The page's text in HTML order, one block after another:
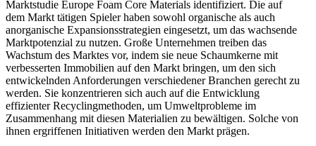
Marktstudie Europe Foam Core Materials identifiziert. Die auf
dem Markt tätigen Spieler haben sowohl organische als auch
anorganische Expansionsstrategien eingesetzt, um das wachsende
Marktpotenzial zu nutzen. Große Unternehmen treiben das
Wachstum des Marktes vor, indem sie neue Schaumkerne mit
verbesserten Immobilien auf den Markt bringen, um den sich
entwickelnden Anforderungen verschiedener Branchen gerecht zu
werden. Sie konzentrieren sich auch auf die Entwicklung
effizienter Recyclingmethoden, um Umweltprobleme im
Zusammenhang mit diesen Materialien zu bewältigen. Solche von
ihnen ergriffenen Initiativen werden den Markt prägen.